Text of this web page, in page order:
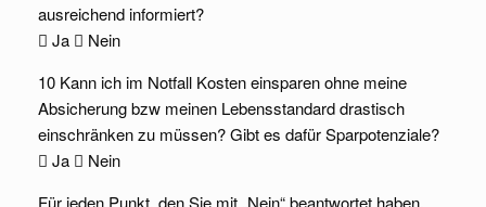
ausreichend informiert?
 Ja  Nein
10 Kann ich im Notfall Kosten einsparen ohne meine
Absicherung bzw meinen Lebensstandard drastisch
einschränken zu müssen? Gibt es dafür Sparpotenziale?
 Ja  Nein
Für jeden Punkt, den Sie mit „Nein“ beantwortet haben,